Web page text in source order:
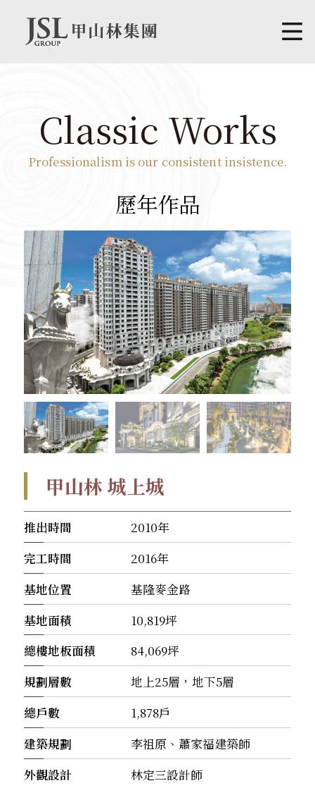
Professionalism is our consistent insistence.
Classic Works
歷年作品
甲山林 城上城
推出時間
2010年
完工時間
2016年
基地位置
基隆麥金路
基地面積
10,819坪
總樓地板面積
84,069坪
規劃層數
地上25層，地下5層
總戶數
1,878戶
建築規劃
李祖原、蕭家福建築師
外觀設計
林定三設計師